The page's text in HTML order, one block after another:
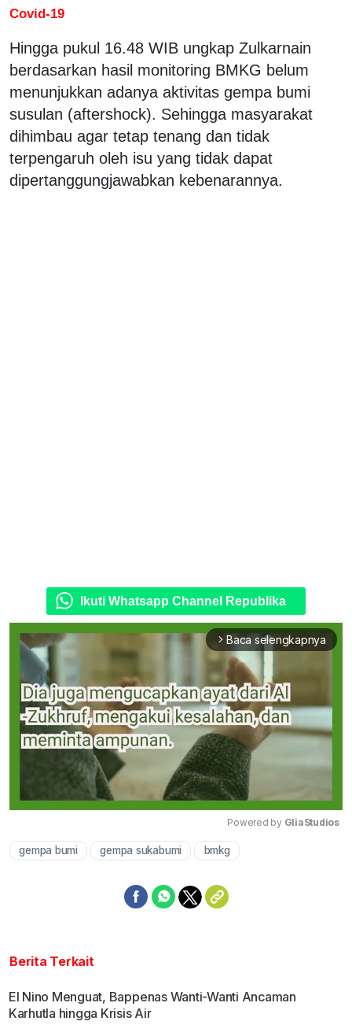
Covid-19
Hingga pukul 16.48 WIB ungkap Zulkarnain
berdasarkan hasil monitoring BMKG belum
menunjukkan adanya aktivitas gempa bumi
susulan (aftershock). Sehingga masyarakat
dihimbau agar tetap tenang dan tidak
terpengaruh oleh isu yang tidak dapat
dipertanggungjawabkan kebenarannya.
Ikuti Whatsapp Channel Republika
arrow_forward_ios Baca selengkapnya
Powered by GliaStudios
gempa bumi gempa sukabumi bmkg
Berita Terkait
El Nino Menguat, Bappenas Wanti-Wanti Ancaman
Karhutla hingga Krisis Air